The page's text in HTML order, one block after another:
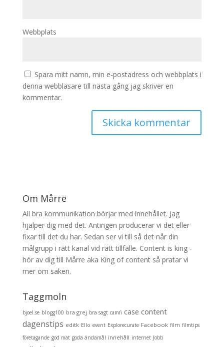
Webbplats
Spara mitt namn, min e-postadress och webbplats i
denna webbläsare till nästa gång jag skriver en
kommentar.
Om Mårre
All bra kommunikation börjar med innehållet. Jag
hjälper dig med det. Antingen producerar vi det eller
fixar till det du har. Sedan ser vi till så det når din
målgrupp i rätt kanal vid rätt tillfälle. Content is king -
hör av dig till Mårre aka King of content så pratar vi
mer om saken.
Taggmoln
bjoel.se blogg100 bra grej bra sagt camfi case content
dagenstips editk Ello event Explorecurate Facebook film filmtips
företagande god mat goda ändamål innehåll internet Jobb